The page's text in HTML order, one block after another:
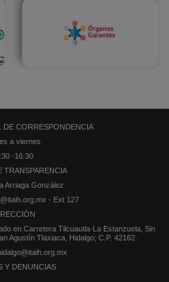
DE CORRESPONDENCIA
a viernes
-16:30
TRANSPARENCIA
Arriaga González
- Ext 127
en Carretera Tilcuautla-La Estanzuela, Sin
Agustín Tlaxiaca, Hidalgo; C.P. 42162
Y DENUNCIAS